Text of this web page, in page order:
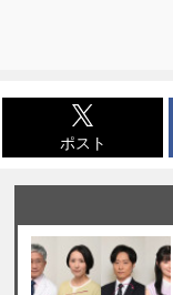
ポスト